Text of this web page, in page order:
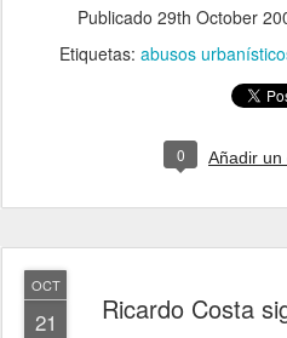
Publicado 29th October
Etiquetas: abusos
0 Añadir un
OCT
21 Ricardo Costa